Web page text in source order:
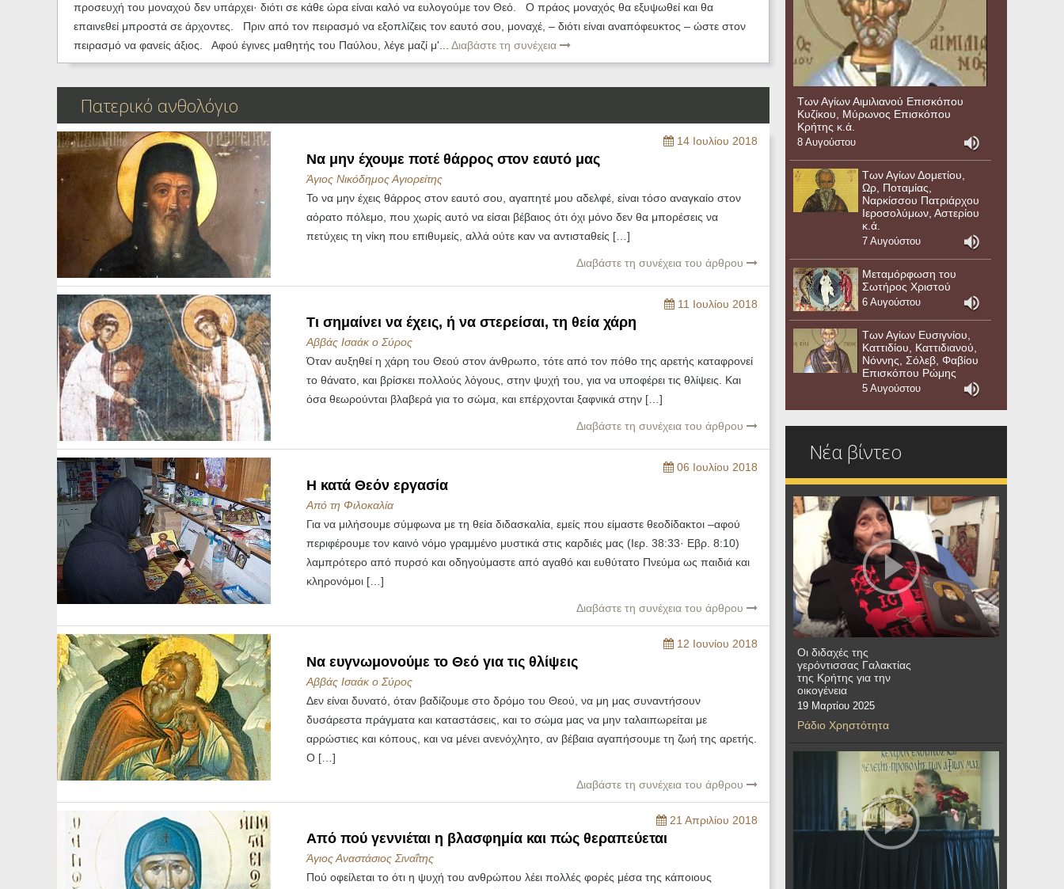
προσευχή του μοναχού δεν υπάρχει· διότι σε κάθε ώρα είναι καλό να ευλογούμε τον Θεό. Ο πράος μοναχός θα εξυψωθεί και θα
επαινεθεί μπροστά σε άρχοντες. Πριν από τον πειρασμό να εξοπλίζεις τον εαυτό σου, μοναχέ, – διότι είναι αναπόφευκτος – ώστε στον
πειρασμό να φανείς άξιος. Αφού έγινες μαθητής του Παύλου, λέγε μαζί μ'... Διαβάστε τη συνέχεια
Πατερικό ανθολόγιο
14 Ιουλίου 2018
Να μην έχουμε ποτέ θάρρος στον εαυτό μας
Άγιος Νικόδημος Αγιορείτης
Το να μην έχεις θάρρος στον εαυτό σου, αγαπητέ μου αδελφέ, είναι τόσο αναγκαίο στον
αόρατο πόλεμο, που χωρίς αυτό να είσαι βέβαιος ότι όχι μόνο δεν θα μπορέσεις να
πετύχεις τη νίκη που επιθυμείς, αλλά ούτε καν να αντισταθείς […]
Διαβάστε τη συνέχεια του άρθρου
11 Ιουλίου 2018
Τι σημαίνει να έχεις, ή να στερείσαι, τη θεία χάρη
Αββάς Ισαάκ ο Σύρος
Όταν αυξηθεί η χάρη του Θεού στον άνθρωπο, τότε από τον πόθο της αρετής καταφρονεί
το θάνατο, και βρίσκει πολλούς λόγους, στην ψυχή του, για να υποφέρει τις θλίψεις. Και
όσα θεωρούνται βλαβερά για το σώμα, και επέρχονται ξαφνικά στην […]
Διαβάστε τη συνέχεια του άρθρου
06 Ιουλίου 2018
Η κατά Θεόν εργασία
Από τη Φιλοκαλία
Για να μιλήσουμε σύμφωνα με τη θεία διδασκαλία, εμείς που είμαστε θεοδίδακτοι –αφού
περιφέρουμε τον καινό νόμο γραμμένο μυστικά στις καρδιές μας (Ιερ. 38:33· Εβρ. 8:10)
λαμπρότερο από πυρσό και οδηγούμαστε από αγαθό και ευθύτατο Πνεύμα ως παιδιά και
κληρονόμοι […]
Διαβάστε τη συνέχεια του άρθρου
12 Ιουνίου 2018
Να ευγνωμονούμε το Θεό για τις θλίψεις
Αββάς Ισαάκ ο Σύρος
Δεν είναι δυνατό, όταν βαδίζουμε στο δρόμο του Θεού, να μη μας συναντήσουν
δυσάρεστα πράγματα και καταστάσεις, και το σώμα μας να μην ταλαιπωρείται με
αρρώστιες και κόπους, και να μένει ανενόχλητο, αν βέβαια αγαπήσουμε τη ζωή της αρετής.
Ο […]
Διαβάστε τη συνέχεια του άρθρου
21 Απριλίου 2018
Από πού γεννιέται η βλασφημία και πώς θεραπεύεται
Άγιος Αναστάσιος Σιναΐτης
Πού οφείλεται το ότι η ψυχή του ανθρώπου λέει πολλές φορές μέσα της κάποιους
Των Αγίων Αιμιλιανού Επισκόπου
Κυζίκου, Μύρωνος Επισκόπου
Κρήτης κ.ά.
8 Αυγούστου
Των Αγίων Δομετίου,
Ωρ, Ποταμίας,
Ναρκίσσου Πατριάρχου
Ιεροσολύμων, Αστερίου
κ.ά.
7 Αυγούστου
Μεταμόρφωση του
Σωτήρος Χριστού
6 Αυγούστου
Των Αγίων Ευσιγνίου,
Καττιδίου, Καττιδιανού,
Νόννης, Σόλεβ, Φαβίου
Επισκόπου Ρώμης
5 Αυγούστου
Νέα βίντεο
Οι διδαχές της
γερόντισσας Γαλακτίας
της Κρήτης για την
οικογένεια
19 Μαρτίου 2025
Ράδιο Χρηστότητα